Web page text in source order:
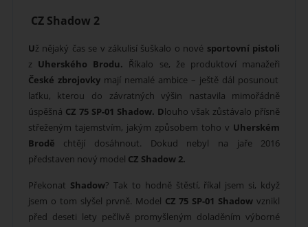
CZ Shadow 2
Už nějaký čas se v zákulisí šuškalo o nové sportovní pistoli
z Uherského Brodu. Říkalo se, že produktoví manažeři
České zbrojovky mají nemalé ambice – ještě dál posunout
laťku, kterou do závratných výšin nastavila mimořádně
úspěšná CZ 75 SP-01 Shadow. Dlouho však zůstávalo přísně
střeženým tajemstvím, jakým způsobem toho v Uherském
Brodě chtějí dosáhnout. Dokud nebyl na jaře 2016
představen nový model CZ Shadow 2.
Překonat Shadow? Tak to hodně štěstí, říkal jsem si, když
jsem o tom slyšel prvně. Model CZ 75 SP-01 Shadow vznikl
před deseti lety pečlivě promyšleným doladěním výborné